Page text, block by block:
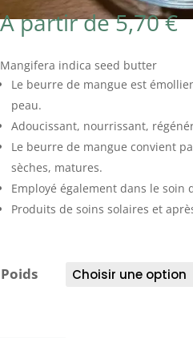
A partir de5,70€
Mangifera indica seed butter
Le beurre de mangue est
peau.
Adoucissant, nourrissant,
Le beurre de mangue convient
sèches, matures.
Employé également dans le soin
Produits de soins solaires et
Poids